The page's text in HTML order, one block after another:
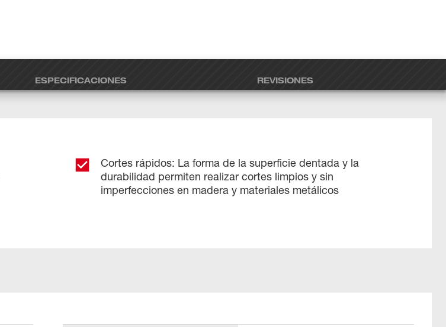
ESPECIFICACIONES REVISIONES
Cortes rápidos: La forma de la superficie dentada y la
durabilidad permiten realizar cortes limpios y sin
imperfecciones en madera y materiales metálicos